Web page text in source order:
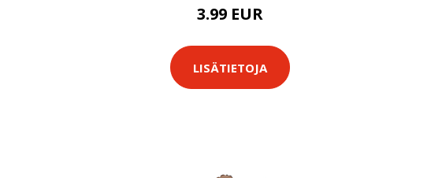
3.99 EUR
LISÄTIETOJA